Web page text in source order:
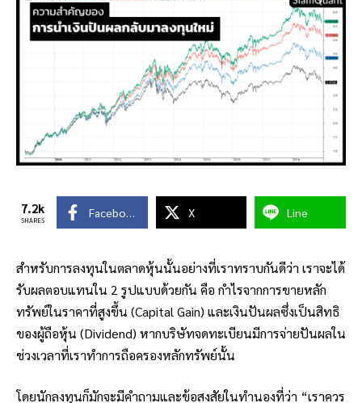
7.2k
SHARES
Facebook X Line
สำหรับการลงทุนในตลาดหุ้นนั้นอย่างที่เราทราบกันดีว่า เราจะได้
รับผลตอบแทนใน 2 รูปแบบด้วยกัน คือ กำไรจากการขายหลัก
ทรัพย์ในราคาที่สูงขึ้น (Capital Gain) และเงินปันผลซึ่งเป็นสิทธิ
ของผู้ถือหุ้น (Dividend) หากบริษัทจดทะเบียนมีการจ่ายปันผลใน
ช่วงเวลาที่เราทำการถือครองหลักทรัพย์นั้น
โดยนักลงทุนก็มักจะมีคำถามและข้อสงสัยในทำนองที่ว่า “เราควร